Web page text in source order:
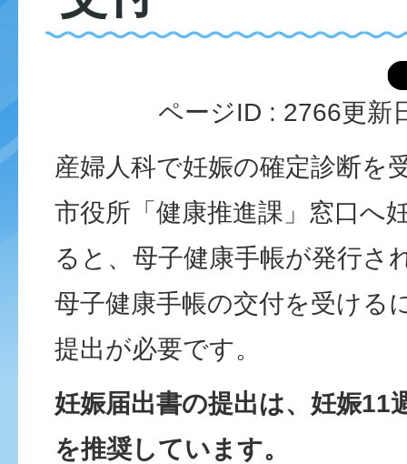
ページID : 2766更新
産婦人科で妊娠の確定診断を
市役所「健康推進課」窓口へ
ると、母子健康手帳が発行さ
母子健康手帳の交付を受ける
提出が必要です。
妊娠届出書の提出は、妊娠11
を推奨しています。